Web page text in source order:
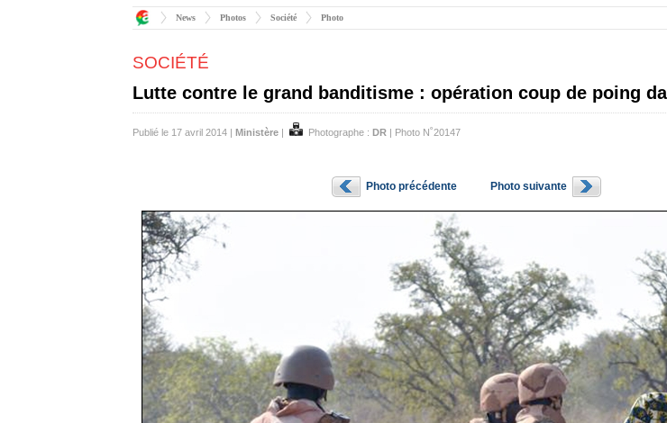
News Photos Société Photo
SOCIÉTÉ
Lutte contre le grand banditisme : opération coup de poing
Publié le 17 avril 2014 | Ministère | Photographe : DR | Photo N˚20147
Photo précédente Photo suivante